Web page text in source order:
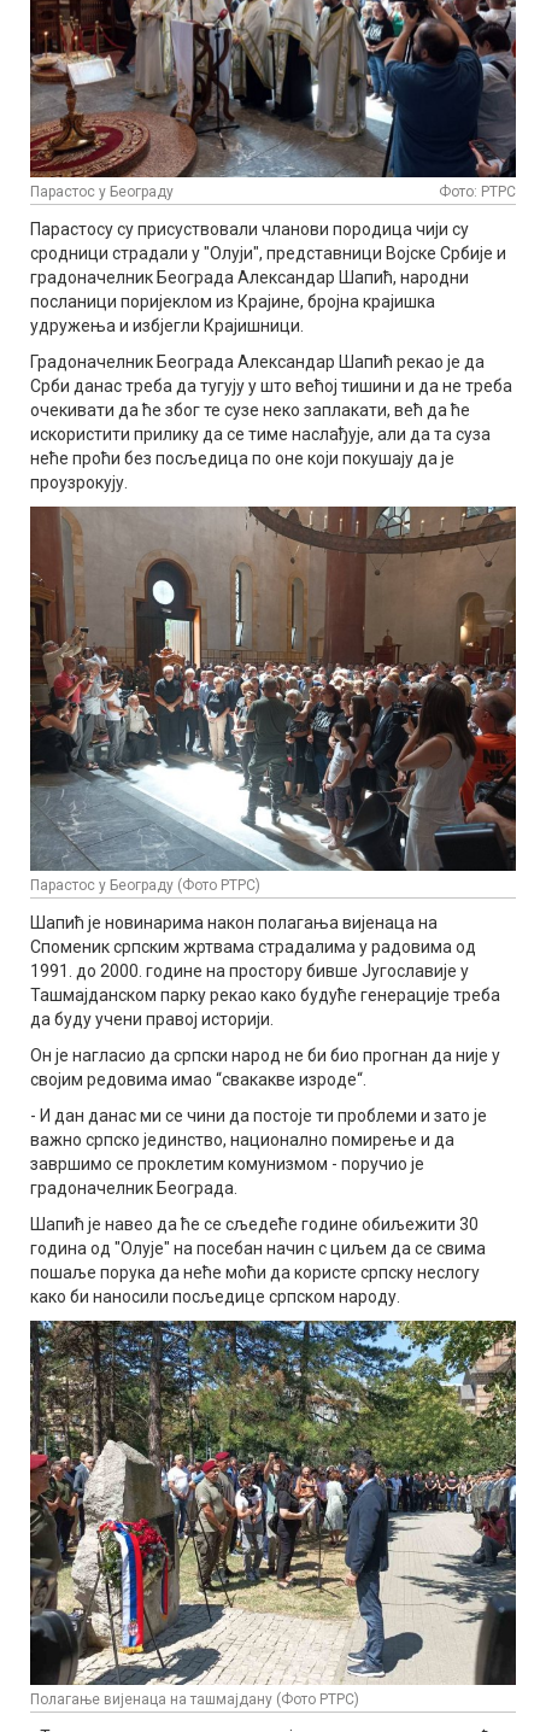
Парастос у Београду Фото: РТРС
Парастосу су присуствовали чланови породица чији су
сродници страдали у "Олуји", представници Војске Србије и
градоначелник Београда Александар Шапић, народни
посланици поријеклом из Крајине, бројна крајишка
удружења и избјегли Крајишници.
Градоначелник Београда Александар Шапић рекао је да
Срби данас треба да тугују у што већој тишини и да не треба
очекивати да ће због те сузе неко заплакати, већ да ће
искористити прилику да се тиме наслађује, али да та суза
неће проћи без посљедица по оне који покушају да је
проузрокују.
Парастос у Београду (Фото РТРС)
Шапић је новинарима након полагања вијенаца на
Споменик српским жртвама страдалима у радовима од
1991. до 2000. године на простору бивше Југославије у
Ташмајданском парку рекао како будуће генерације треба
да буду учени правој историји.
Он је нагласио да српски народ не би био прогнан да није у
својим редовима имао “свакакве изроде“.
- И дан данас ми се чини да постоје ти проблеми и зато је
важно српско јединство, национално помирење и да
завршимо се проклетим комунизмом - поручио је
градоначелник Београда.
Шапић је навео да ће се сљедеће године обиљежити 30
година од "Олује" на посебан начин с циљем да се свима
пошаље порука да неће моћи да користе српску неслогу
како би наносили посљедице српском народу.
Полагање вијенаца на ташмајдану (Фото РТРС)